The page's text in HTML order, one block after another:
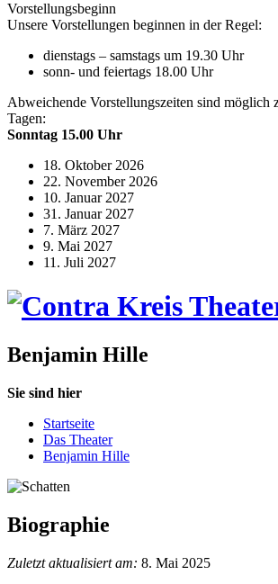
Vorstellungsbeginn
Unsere Vorstellungen beginnen in der Regel:
dienstags – samstags um 19.30 Uhr
sonn- und feiertags 18.00 Uhr
Abweichende Vorstellungszeiten sind möglich
Tagen:
Sonntag 15.00 Uhr
18. Oktober 2026
22. November 2026
10. Januar 2027
31. Januar 2027
7. März 2027
9. Mai 2027
11. Juli 2027
Benjamin Hille
Sie sind hier
Startseite
Das Theater
Benjamin Hille
Biographie
Zuletzt aktualisiert am: 8. Mai 2025